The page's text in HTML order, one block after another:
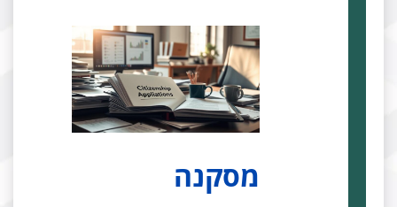
מסקנה